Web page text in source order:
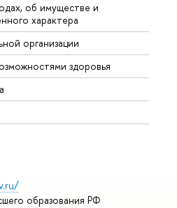
об имуществе и
характера
организации
здоровья
образования РФ